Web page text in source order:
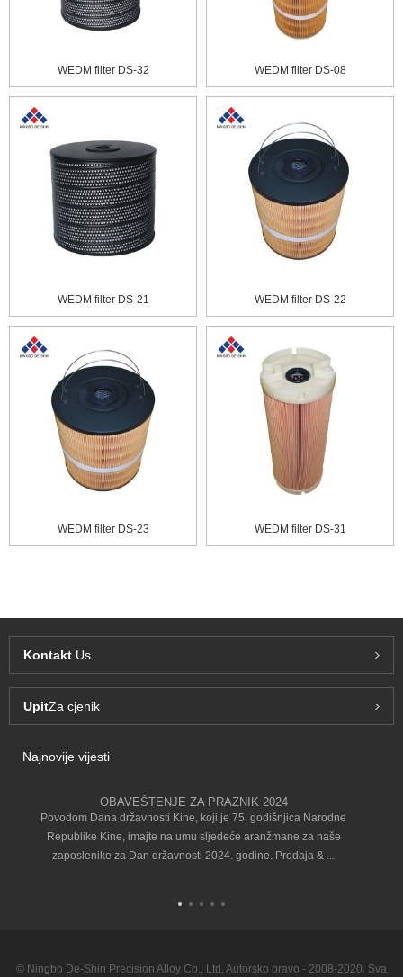
WEDM filter DS-32 WEDM filter DS-08
WEDM filter DS-21 WEDM filter DS-22
WEDM filter DS-23 WEDM filter DS-31
Kontakt Us
UpitZa cjenik
Najnovije vijesti
OBAVEŠTENJE ZA PRAZNIK 2024
Povodom Dana državnosti Kine, koji je 75. godišnjica Narodne
Republike Kine, imajte na umu sljedeće aranžmane za naše
zaposlenike za Dan državnosti 2024. godine. Prodaja & ...
© Ningbo De-Shin Precision Alloy Co., Ltd. Autorsko pravo - 2008-2020. Sva